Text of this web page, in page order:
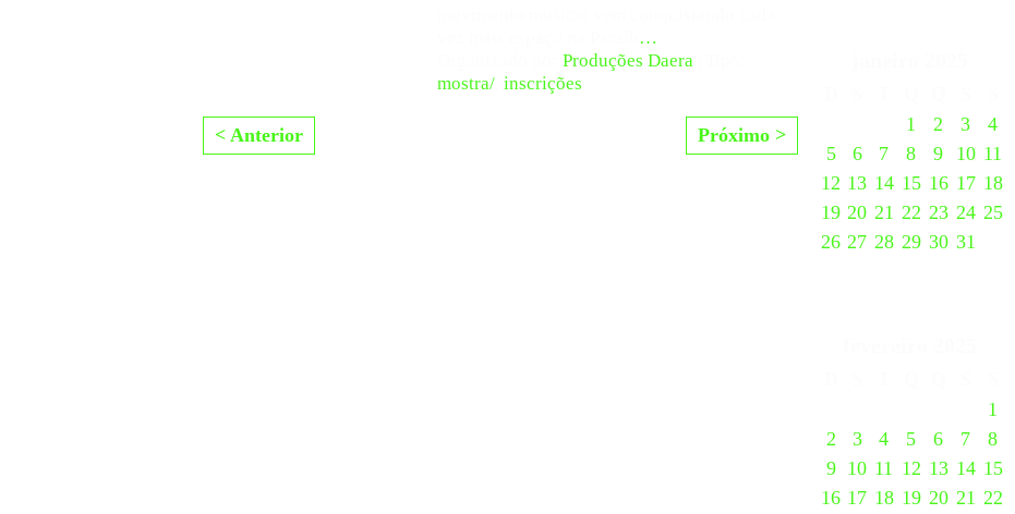
…
Produções Daera
mostra/ inscrições
< Anterior Próximo >
1
2 3
4
5
6 7 8 9 10 11
12 13 14 15 16 17 18
19 20 21 22 23 24 25
26 27 28 29 30 31
1
2
3 4 5 6 7
8
9 10 11 12 13 14 15
16 17 18 19 20 21 22